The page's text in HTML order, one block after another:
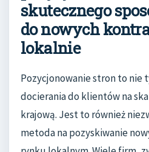
skutecznego
do nowych
lokalnie
Pozycjonowanie stron to nie
docierania do klientów na
krajową. Jest to również
metoda na pozyskiwanie